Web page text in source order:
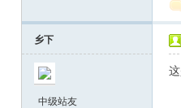
乡下
中级站友